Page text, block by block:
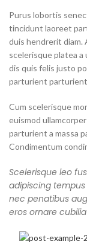
Purus lobortis
tincidunt laoreet
duis hendrerit diam.
scelerisque platea
dis quis felis justo
parturient
Cum scelerisque
euismod
parturient a massa
Condimentum
Scelerisque leo
adipiscing
nec penatibus
eros ornare